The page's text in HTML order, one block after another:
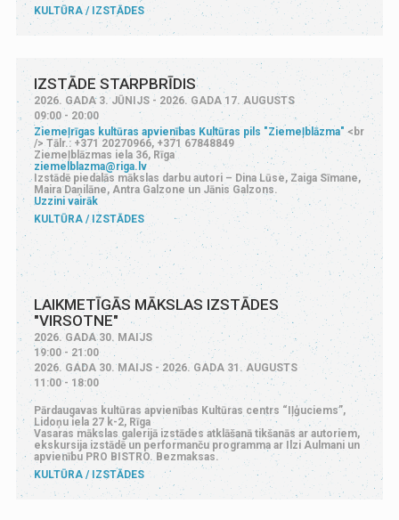
KULTŪRA
IZSTĀDES
IZSTĀDE STARPBRĪDIS
2026. GADA 3. JŪNIJS - 2026. GADA 17. AUGUSTS
09:00 - 20:00
Ziemeļrīgas kultūras apvienības Kultūras pils "Ziemeļblāzma" <br
/> Tālr.: +371 20270966, +371 67848849
Ziemeļblāzmas iela 36, Rīga
ziemelblazma@riga.lv
Izstādē piedalās mākslas darbu autori – Dina Lūse, Zaiga Sīmane,
Maira Daņilāne, Antra Galzone un Jānis Galzons.
Uzzini vairāk
KULTŪRA
IZSTĀDES
LAIKMETĪGĀS MĀKSLAS IZSTĀDES
"VIRSOTNE"
2026. GADA 30. MAIJS
19:00 - 21:00
2026. GADA 30. MAIJS - 2026. GADA 31. AUGUSTS
11:00 - 18:00
Pārdaugavas kultūras apvienības Kultūras centrs “Iļģuciems”,
Lidoņu iela 27 k-2, Rīga
Vasaras mākslas galerijā izstādes atklāšanā tikšanās ar autoriem,
ekskursija izstādē un performanču programma ar Ilzi Aulmani un
apvienību PRO BISTRO. Bezmaksas.
KULTŪRA
IZSTĀDES